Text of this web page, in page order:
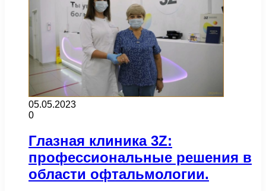
05.05.2023
0
Глазная клиника 3Z:
профессиональные решения в
области офтальмологии.